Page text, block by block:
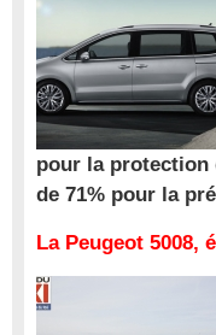
pour la protection
de 71% pour la
La Peugeot 5008,